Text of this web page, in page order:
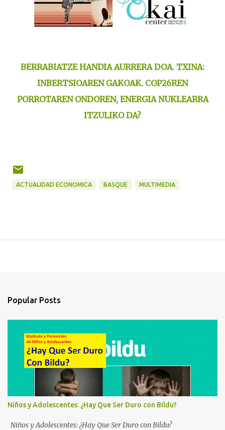
BERRABIATZE HANDIA AURRERA DOA. TXINA:
INBERTSIOAREN GAKOAK. COP26REN
PORROTAREN ONDOREN, ENERGIA NUKLEARRA
ITZULIKO DA?
ACTUALIDAD ECONOMICA BASQUE MULTIMEDIA
Popular Posts
Niños y Adolescentes: ¿Hay Que Ser Duro con Bildu?
Niños y Adolescentes: ¿Hay Que Ser Duro con Bildu?